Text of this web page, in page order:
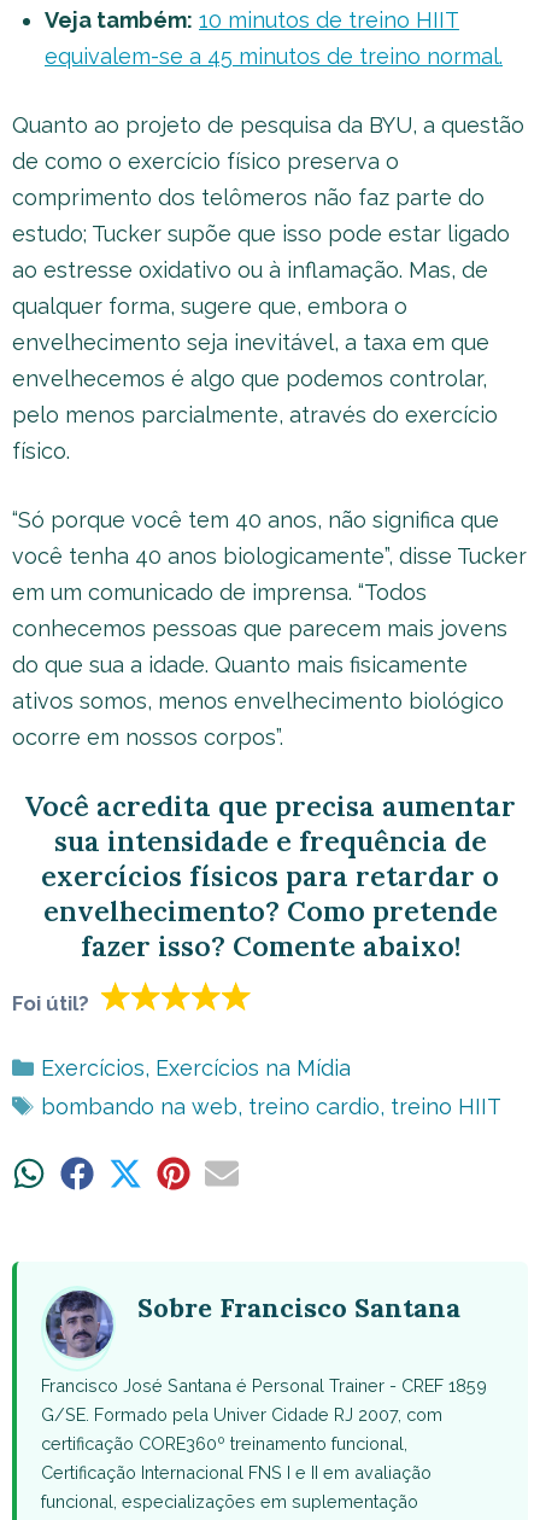
Veja também: 10 minutos de treino HIIT
equivalem-se a 45 minutos de treino normal.
Quanto ao projeto de pesquisa da BYU, a questão
de como o exercício físico preserva o
comprimento dos telômeros não faz parte do
estudo; Tucker supõe que isso pode estar ligado
ao estresse oxidativo ou à inflamação. Mas, de
qualquer forma, sugere que, embora o
envelhecimento seja inevitável, a taxa em que
envelhecemos é algo que podemos controlar,
pelo menos parcialmente, através do exercício
físico.
“Só porque você tem 40 anos, não significa que
você tenha 40 anos biologicamente”, disse Tucker
em um comunicado de imprensa. “Todos
conhecemos pessoas que parecem mais jovens
do que sua a idade. Quanto mais fisicamente
ativos somos, menos envelhecimento biológico
ocorre em nossos corpos”.
Você acredita que precisa aumentar
sua intensidade e frequência de
exercícios físicos para retardar o
envelhecimento? Como pretende
fazer isso? Comente abaixo!
Foi útil?
Categorias
Exercícios, Exercícios na Mídia
Tags
bombando na web, treino cardio, treino HIIT
ShareShare ShareShareShare
Sobre Francisco Santana
Francisco José Santana é Personal Trainer - CREF 1859
G/SE. Formado pela Univer Cidade RJ 2007, com
certificação CORE360º treinamento funcional,
Certificação Internacional FNS I e II em avaliação
funcional, especializações em suplementação